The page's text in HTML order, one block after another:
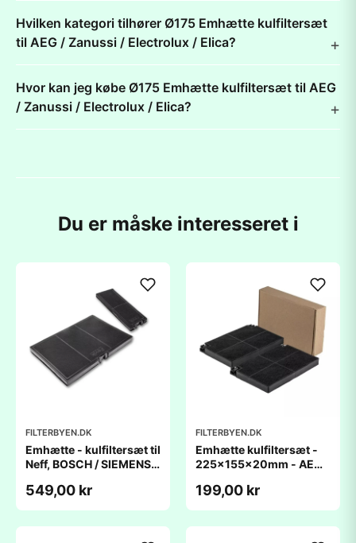
Hvilken kategori tilhører Ø175 Emhætte kulfiltersæt
til AEG / Zanussi / Electrolux / Elica?
Hvor kan jeg købe Ø175 Emhætte kulfiltersæt til AEG
/ Zanussi / Electrolux / Elica?
Du er måske interesseret i
FILTERBYEN.DK
Emhætte - kulfiltersæt til
Neff, BOSCH / SIEMENS
L259xD90xH23mm
549,00 kr
FILTERBYEN.DK
Emhætte kulfiltersæt -
225x155x20mm - AEG /
199,00 kr